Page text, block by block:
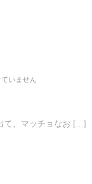
いません
て、マッチョなお […]